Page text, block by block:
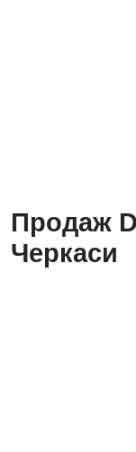
Продаж
Черкаси